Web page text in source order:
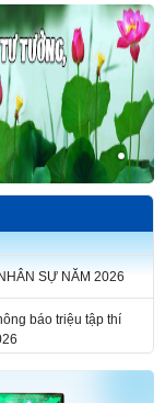
báo tuyển dụng